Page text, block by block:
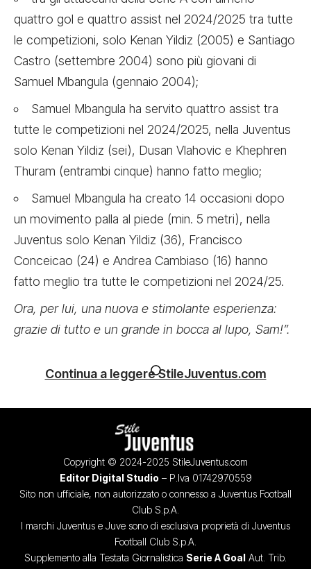
quattro gol e quattro assist nel 2024/2025 tra tutte
le competizioni, solo Kenan Yildiz (2005) e Santiago
Castro (settembre 2004) sono più giovani di
Samuel Mbangula (gennaio 2004);
Samuel Mbangula ha servito quattro assist tra
tutte le competizioni nel 2024/2025, nella Juventus
solo Kenan Yildiz (sei), Dusan Vlahovic e Khephren
Thuram (entrambi cinque) hanno fatto meglio;
Samuel Mbangula ha creato 14 occasioni dopo
un movimento palla al piede (min. 5 metri), nella
Juventus solo Kenan Yildiz (36), Francisco
Conceicao (24) e Andrea Cambiaso (16) hanno
fatto meglio tra tutte le competizioni nel 2024/25.
Ora, per lui, una nuova e stimolante esperienza:
grazie di tutto e un grande in bocca al lupo, Sam!”.
Continua a leggere StileJuventus.com
Copyright © 2024-2025 StileJuventus.com
Editor Digital Studio – P.Iva 01742970559
Sito non ufficiale, non autorizzato o connesso a Juventus Football
Club S.p.A.
I marchi Juventus e Juve sono di esclusiva proprietà di Juventus
Football Club S.p.A.
Supplemento alla Testata Giornalistica Serie A Goal Aut. Trib.